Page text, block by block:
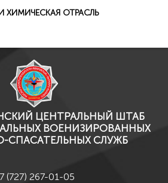
ЦЕНТРАЛЬНЫЙ ШТАБ
ВОЕНИЗИРОВАННЫХ
СПАСАТЕЛЬНЫХ СЛУЖБ
(727) 267-01-05
ХИМИЧЕСКАЯ ОТРАСЛЬ